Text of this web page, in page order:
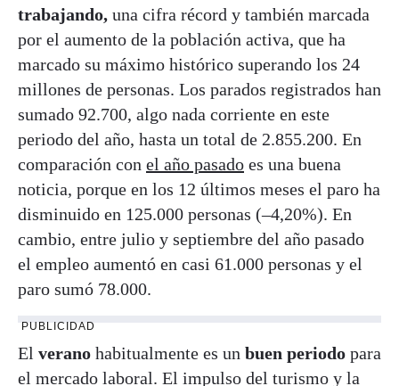
trabajando, una cifra récord y también marcada
por el aumento de la población activa, que ha
marcado su máximo histórico superando los 24
millones de personas. Los parados registrados han
sumado 92.700, algo nada corriente en este
periodo del año, hasta un total de 2.855.200. En
comparación con el año pasado es una buena
noticia, porque en los 12 últimos meses el paro ha
disminuido en 125.000 personas (–4,20%). En
cambio, entre julio y septiembre del año pasado
el empleo aumentó en casi 61.000 personas y el
paro sumó 78.000.
PUBLICIDAD
El verano habitualmente es un buen periodo para
el mercado laboral. El impulso del turismo y la